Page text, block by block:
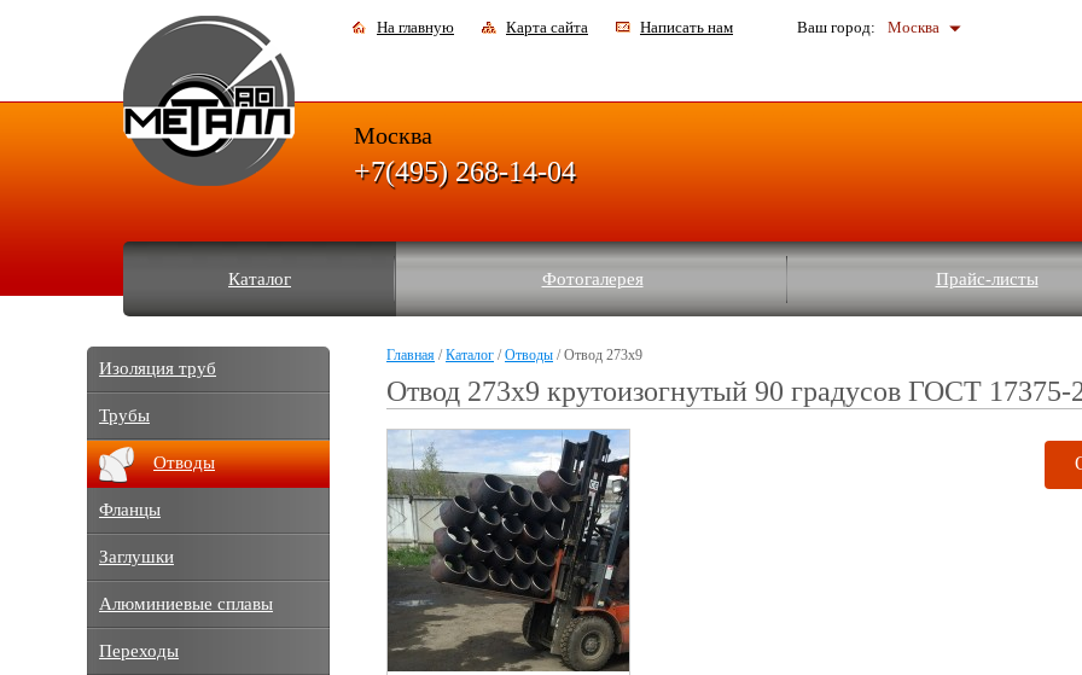
На главную Карта сайта Написать нам Ваш город: Москва
Каталог Фотогалерея Прайс-листы
Москва
+7(495) 268-14-04
Главная /Каталог /Отводы / Отвод 273х9
Отвод 273х9 крутоизогнутый 90 градусов ГОСТ 17375-
Изоляция труб
Трубы
Отводы
Фланцы
Заглушки
Алюминиевые сплавы
Переходы